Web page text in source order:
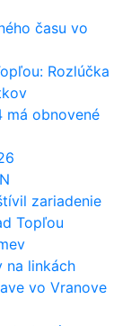
času vo
Rozlúčka
má obnovené
zariadenie
Topľou
na linkách
vo Vranove